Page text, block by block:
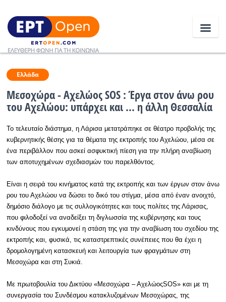
Ειδήσεις
Ελλάδα
Κοινωνία
Πολιτική
Αθλητικά
Κόσμος
Ραδιόφωνο LIVE
Εκπομπές
Ελλάδα
Μεσοχώρα - Αχελώος SOS : Έργα στον άνω ρου
του Αχελώου: υπάρχει και ... η άλλη Θεσσαλία
Το τελευταίο διάστημα, η Λάρισα μετατράπηκε σε θέατρο προβολής της
κυβερνητικής θέσης για τα θέματα της εκτροπής του Αχελώου, μέσα σε
ένα περιβάλλον που ασκεί ασφυκτική πίεση για την πλήρη αναβίωση
των αποτυχημένων σχεδιασμών του παρελθόντος.
Είναι η σειρά του κινήματος κατά της εκτροπής και των έργων στον άνω
ρου του Αχελώου να δώσει το δικό του στίγμα, μέσα από έναν ανοιχτό,
δημόσιο διάλογο με τις συλλογικότητες και τους πολίτες της Λάρισας,
που φιλοδοξεί να αναδείξει τη διγλωσσία της κυβέρνησης και τους
κινδύνους που εγκυμονεί η στάση της για την αναβίωση του σχεδίου της
εκτροπής και, φυσικά, τις καταστρεπτικές συνέπειες που θα έχει η
δρομολογημένη κατασκευή και λειτουργία των φραγμάτων στη
Μεσοχώρα και στη Συκιά.
Με πρωτοβουλία του Δικτύου «Μεσοχώρα – ΑχελώοςSOS» και με τη
συνεργασία του Συνδέσμου κατακλυζομένων Μεσοχώρας, της